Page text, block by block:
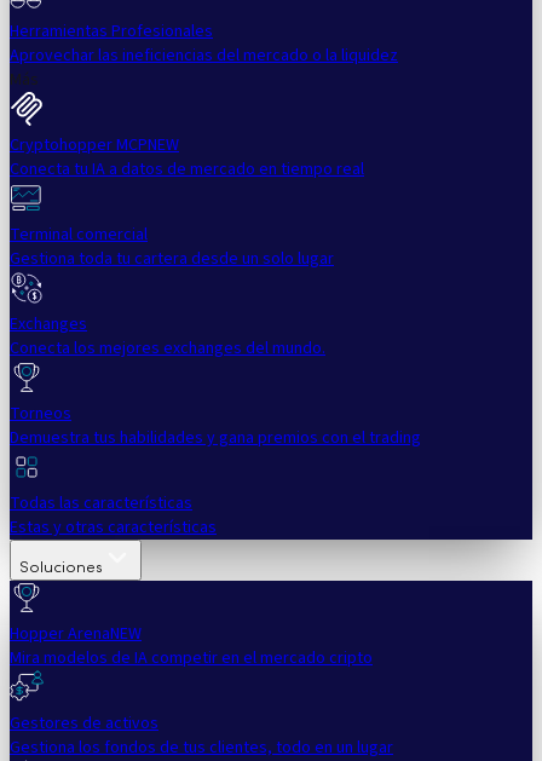
Herramientas Profesionales
Aprovechar las ineficiencias del mercado o la liquidez
Más
Cryptohopper MCPNEW
Conecta tu IA a datos de mercado en tiempo real
Terminal comercial
Gestiona toda tu cartera desde un solo lugar
Exchanges
Conecta los mejores exchanges del mundo.
Torneos
Demuestra tus habilidades y gana premios con el trading
Todas las características
Estas y otras características
Soluciones
Hopper ArenaNEW
Mira modelos de IA competir en el mercado cripto
Gestores de activos
Gestiona los fondos de tus clientes, todo en un lugar